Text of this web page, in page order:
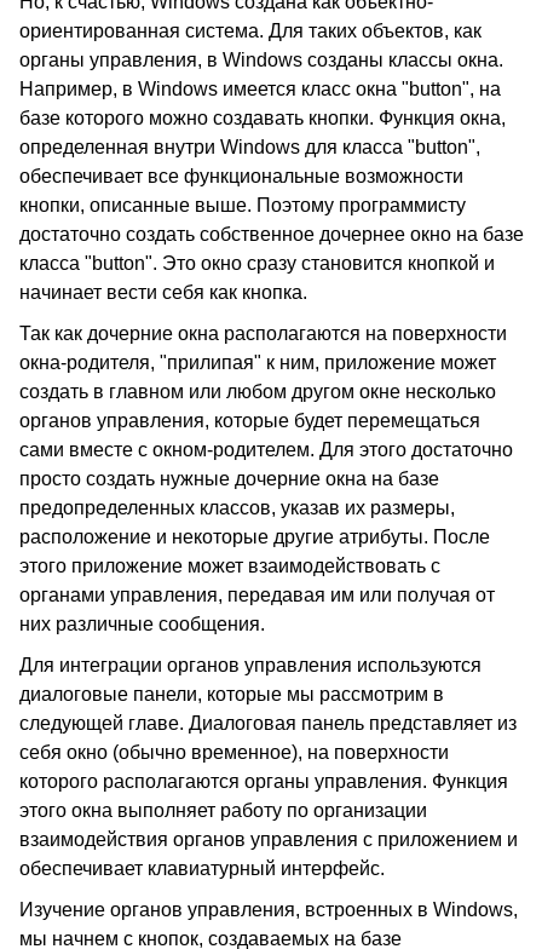
ориентированная система. Для таких объектов, как
органы управления, в Windows созданы классы окна.
Например, в Windows имеется класс окна "button", на
базе которого можно создавать кнопки. Функция окна,
определенная внутри Windows для класса "button",
обеспечивает все функциональные возможности
кнопки, описанные выше. Поэтому программисту
достаточно создать собственное дочернее окно на базе
класса "button". Это окно сразу становится кнопкой и
начинает вести себя как кнопка.
Так как дочерние окна располагаются на поверхности
окна-родителя, "прилипая" к ним, приложение может
создать в главном или любом другом окне несколько
органов управления, которые будет перемещаться
сами вместе с окном-родителем. Для этого достаточно
просто создать нужные дочерние окна на базе
предопределенных классов, указав их размеры,
расположение и некоторые другие атрибуты. После
этого приложение может взаимодействовать с
органами управления, передавая им или получая от
них различные сообщения.
Для интеграции органов управления используются
диалоговые панели, которые мы рассмотрим в
следующей главе. Диалоговая панель представляет из
себя окно (обычно временное), на поверхности
которого располагаются органы управления. Функция
этого окна выполняет работу по организации
взаимодействия органов управления с приложением и
обеспечивает клавиатурный интерфейс.
Изучение органов управления, встроенных в Windows,
мы начнем с кнопок, создаваемых на базе